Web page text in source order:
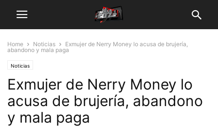
Home Noticias
Exmujer de Nerry Money lo acusa de brujería,
abandono y mala paga
Noticias
Exmujer de Nerry Money lo
acusa de brujería, abandono
y mala paga